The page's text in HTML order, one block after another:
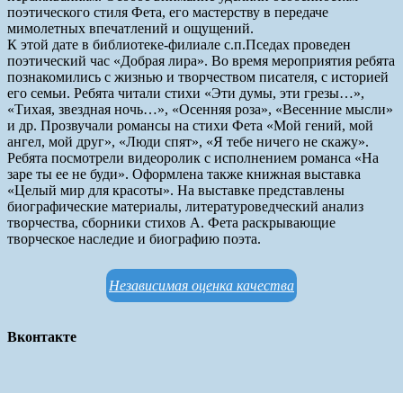
поэтического стиля Фета, его мастерству в передаче
мимолетных впечатлений и ощущений.
К этой дате в библиотеке-филиале с.п.Пседах проведен
поэтический час «Добрая лира». Во время мероприятия ребята
познакомились с жизнью и творчеством писателя, с историей
его семьи. Ребята читали стихи «Эти думы, эти грезы…»,
«Тихая, звездная ночь…», «Осенняя роза», «Весенние мысли»
и др. Прозвучали романсы на стихи Фета «Мой гений, мой
ангел, мой друг», «Люди спят», «Я тебе ничего не скажу».
Ребята посмотрели видеоролик с исполнением романса «На
заре ты ее не буди». Оформлена также книжная выставка
«Целый мир для красоты». На выставке представлены
биографические материалы, литературоведческий анализ
творчества, сборники стихов А. Фета раскрывающие
творческое наследие и биографию поэта.
Независимая оценка качества
Вконтакте